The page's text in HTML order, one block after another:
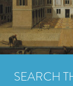
SEARCH